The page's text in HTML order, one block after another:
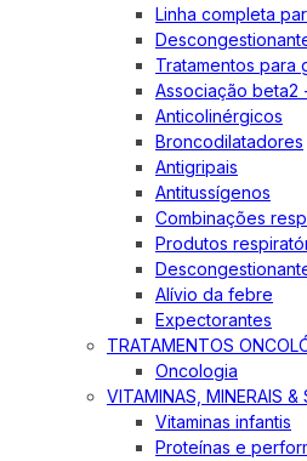
Linha completa
Tratamentos para
Associação beta2
Anticolinérgicos
Broncodilatadores
Antigripais
Antitussígenos
Combinações
Produtos
Alívio da febre
Expectorantes
TRATAMENTOS
Oncologia
VITAMINAS, MINERAIS &
Vitaminas infantis
Proteínas e